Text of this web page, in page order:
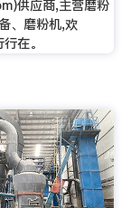
供应商,主营磨粉
、磨粉机,欢
在。